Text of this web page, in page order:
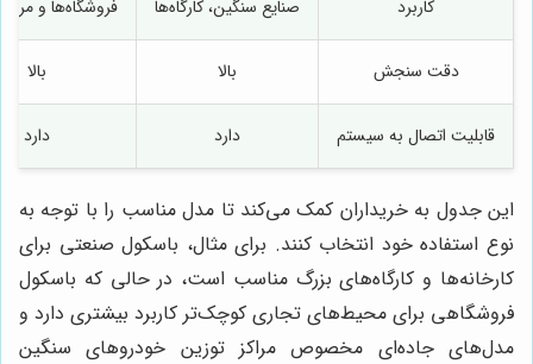
کاربرد صنایع سنگین، کارگاه‌ها فروشگاه‌ها و
دقت سنجش بالا بالا
قابلیت اتصال به سیستم دارد دارد
این جدول به خریداران کمک می‌کند تا مدل مناسب را با توجه به
نوع استفاده خود انتخاب کنند. برای مثال، باسکول صنعتی برای
کارخانه‌ها و کارگاه‌های بزرگ مناسب است، در حالی که باسکول
فروشگاهی برای محیط‌های تجاری کوچک‌تر کاربرد بیشتری دارد و
مدل‌های جاده‌ای مخصوص مراکز توزین خودروهای سنگین